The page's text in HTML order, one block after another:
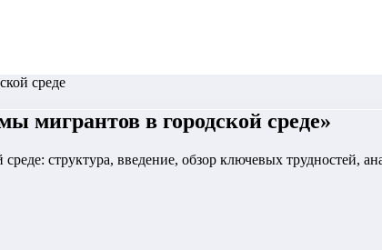
среде
мигрантов в городской среде»
структура, введение, обзор ключевых трудностей,